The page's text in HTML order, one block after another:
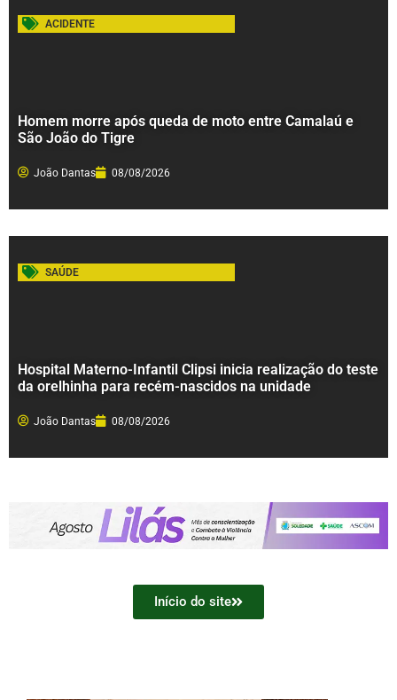
ACIDENTE
Homem morre após queda de moto entre Camalaú e
São João do Tigre
João Dantas 08/08/2026
SAÚDE
Hospital Materno-Infantil Clipsi inicia realização do teste
da orelhinha para recém-nascidos na unidade
João Dantas 08/08/2026
Início do site